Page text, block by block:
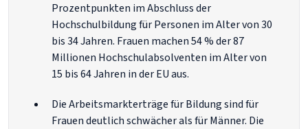
Prozentpunkten im Abschluss der
Hochschulbildung für Personen im Alter von 30
bis 34 Jahren. Frauen machen 54 % der 87
Millionen Hochschulabsolventen im Alter von
15 bis 64 Jahren in der EU aus.
Die Arbeitsmarkterträge für Bildung sind für
Frauen deutlich schwächer als für Männer. Die